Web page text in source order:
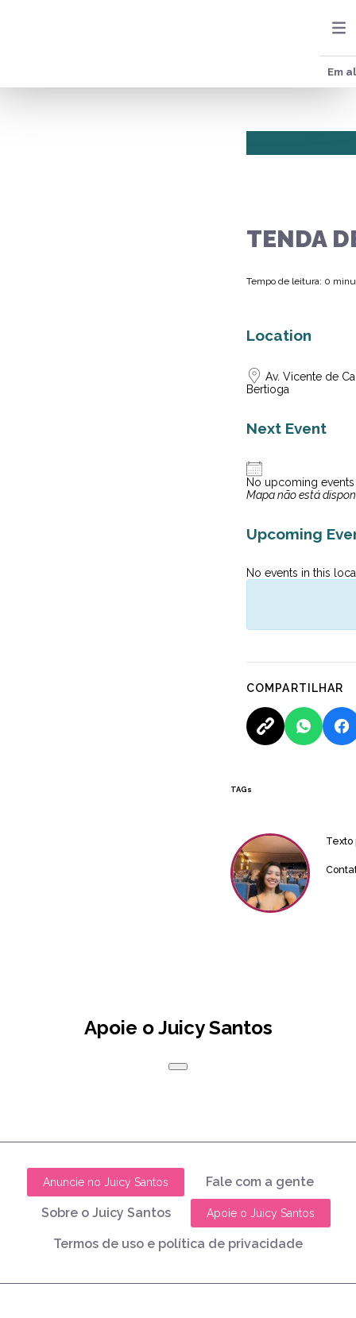
Em
TENDA
Tempo de leitura: 0
Location
Av. Vicente de
Bertioga
Next Event
No upcoming events
Mapa não está
Upcoming
No events in this
COMPARTILHAR
TAGs
Texto
Apoie o Juicy Santos
Anuncie no Juicy Santos Fale com a gente
Sobre o Juicy Santos Apoie o Juicy Santos
Termos de uso e política de privacidade